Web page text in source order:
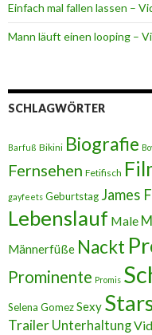
Einfach mal fallen lassen –
Mann läuft einen looping –
SCHLAGWÖRTER
Barfuß Bikini Biografie
Fernsehen Fetifisch
gayfeets Geburtstag James
Lebenslauf Male
Männerfüße Nackt
Prominente Promis
Selena GomezSexy
Trailer Unterhaltung